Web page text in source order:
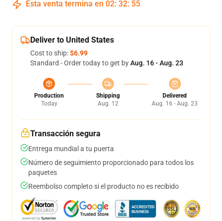
Esta venta termina en 02: 32: 54
Deliver to United States
Cost to ship:$6.99
Standard - Order today to get byAug. 16 - Aug. 23
Production
Today
Shipping
Aug. 12
Delivered
Aug. 16 - Aug. 23
Transacción segura
Entrega mundial a tu puerta
Número de seguimiento proporcionado para todos los
paquetes
Reembolso completo si el producto no es recibido